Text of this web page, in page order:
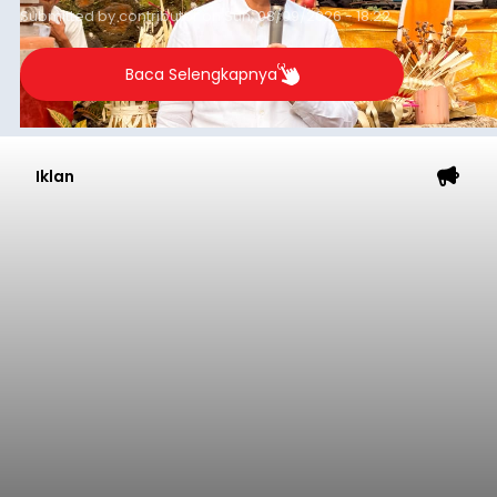
Submitted bycontributor Sun, 08/09/2026 - 18:22
Baca Selengkapnya
Iklan